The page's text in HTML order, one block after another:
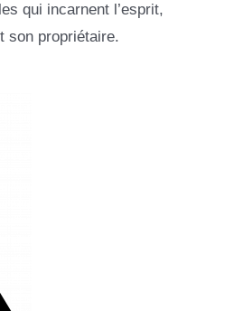
qui incarnent l’esprit,
son propriétaire.